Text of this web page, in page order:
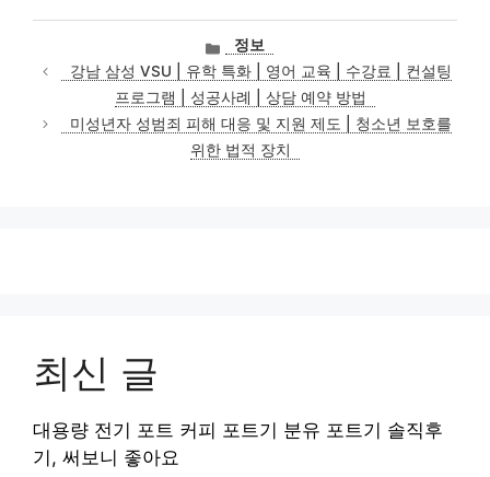
카
테
고
리
정보
강남 삼성 VSU | 유학 특화 | 영어 교육 | 수강료 | 컨설팅
프로그램 | 성공사례 | 상담 예약 방법
미성년자 성범죄 피해 대응 및 지원 제도 | 청소년 보호를
위한 법적 장치
최신 글
대용량 전기 포트 커피 포트기 분유 포트기 솔직후
기, 써보니 좋아요